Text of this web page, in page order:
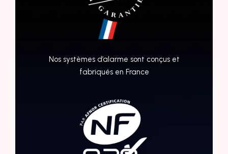
Nos systèmes d’alarme sont conçus et
fabriqués en France